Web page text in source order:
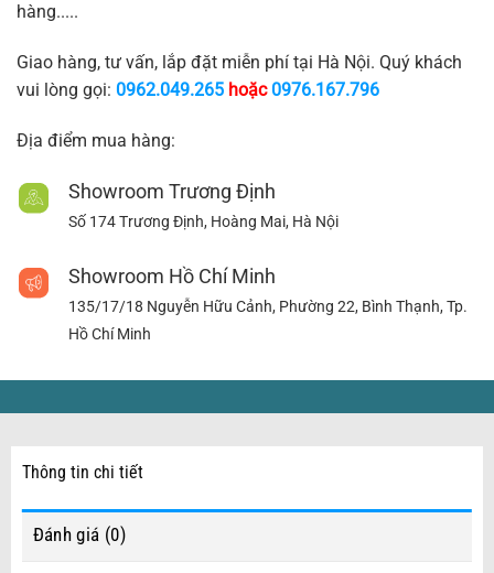
hàng.....
Giao hàng, tư vấn, lắp đặt miễn phí tại Hà Nội. Quý khách
vui lòng gọi: 0962.049.265 hoặc0976.167.796
Địa điểm mua hàng:
Showroom Trương Định
Số 174 Trương Định, Hoàng Mai, Hà Nội
Showroom Hồ Chí Minh
135/17/18 Nguyễn Hữu Cảnh, Phường 22, Bình Thạnh, Tp.
Hồ Chí Minh
Thông tin chi tiết
Đánh giá (0)